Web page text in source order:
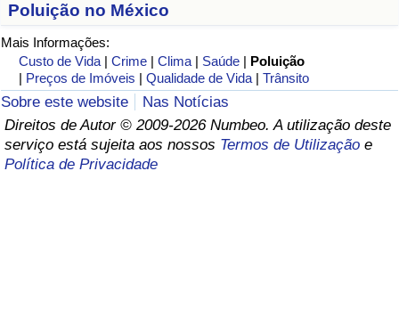
Poluição no México
Mais Informações:
Custo de Vida |Crime |Clima | Saúde | Poluição
| Preços de Imóveis |Qualidade de Vida |Trânsito
Sobre este website
Nas Notícias
Direitos de Autor © 2009-2026 Numbeo. A utilização deste
serviço está sujeita aos nossos Termos de Utilização e
Política de Privacidade
Indicador de Custo de Vida Por País
em Aqaba
Indicador de Preços de Imóveis por País
Índice de qualidade de vida por país
Crime
Taxa do Indicador de Crime (Atual)
Indicador de Crime